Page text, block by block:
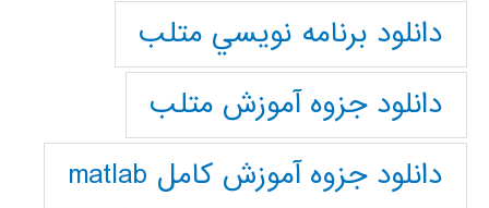
دانلود برنامه نويسي متلب
دانلود جزوه آموزش متلب
دانلود جزوه آموزش کامل matlab